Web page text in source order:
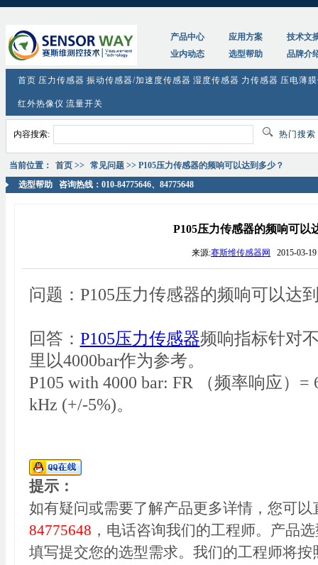
产品中心
应用方案
技术文
业内动态
选型帮助 品牌介
首页 压力传感器 振动传感器/加速度传感器 湿度传感器 力传感器 压电薄
红外热像仪 流量开关
内容搜索: 热门搜索
当前位置： 首页 >> 常见问题 >> P105压力传感器的频响可以达到多少？
选型帮助 咨询热线：010-84775646、84775648
P105压力传感器的频响可以
来源:赛斯维传感器网 2015-03-19
问题：P105压力传感器的频响可以达
回答： P105压力传感器频响指标针对
里以4000bar作为参考。
P105 with 4000 bar: FR （频率响应）=
kHz (+/-5%)。
提示：
如有疑问或需要了解产品更多详情，您可
84775648 ，电话咨询我们的工程师。产品
填写提交您的选型需求。我们的工程师将